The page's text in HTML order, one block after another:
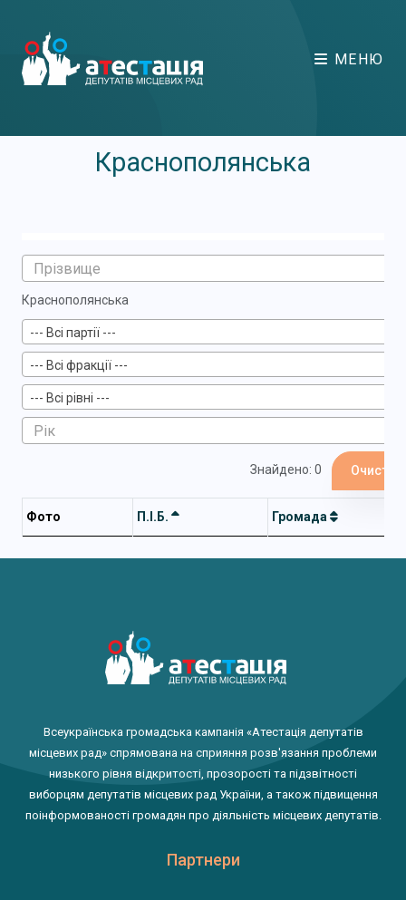
МЕНЮ
Краснополянська
Краснополянська
--- Всі партії ---
--- Всі фракції ---
--- Всі рівні ---
Знайдено: 0
Фото П.І.Б. Громада
Всеукраїнська громадська кампанія «Атестація депутатів
місцевих рад» спрямована на сприяння розв'язання проблеми
низького рівня відкритості, прозорості та підзвітності
виборцям депутатів місцевих рад України, а також підвищення
поінформованості громадян про діяльність місцевих депутатів.
Партнери